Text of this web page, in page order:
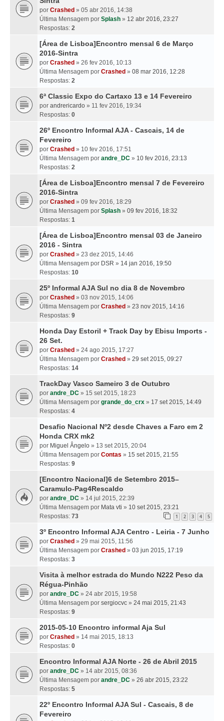
por Crashed » 05 abr 2016, 14:38
Última Mensagem por Splash » 12 abr 2016, 23:27
Respostas: 2
[Área de Lisboa]Encontro mensal 6 de Março
2016-Sintra
por Crashed » 26 fev 2016, 10:13
Última Mensagem por Crashed » 08 mar 2016, 12:28
Respostas: 2
6ª Classic Expo do Cartaxo 13 e 14 Fevereiro
por andrericardo » 11 fev 2016, 19:34
Respostas: 0
26º Encontro Informal AJA - Cascais, 14 de
Fevereiro
por Crashed » 10 fev 2016, 17:51
Última Mensagem por andre_DC » 10 fev 2016, 23:13
Respostas: 2
[Área de Lisboa]Encontro mensal 7 de Fevereiro
2016-Sintra
por Crashed » 09 fev 2016, 18:29
Última Mensagem por Splash » 09 fev 2016, 18:32
Respostas: 1
[Área de Lisboa]Encontro mensal 03 de Janeiro
2016 - Sintra
por Crashed » 23 dez 2015, 14:46
Última Mensagem por DSR » 14 jan 2016, 19:50
Respostas: 10
25º Informal AJA Sul no dia 8 de Novembro
por Crashed » 03 nov 2015, 14:06
Última Mensagem por Crashed » 23 nov 2015, 14:16
Respostas: 9
Honda Day Estoril + Track Day by Ebisu Imports -
26 Set.
por Crashed » 24 ago 2015, 17:27
Última Mensagem por Crashed » 29 set 2015, 09:27
Respostas: 14
TrackDay Vasco Sameiro 3 de Outubro
por andre_DC » 15 set 2015, 18:23
Última Mensagem por grande_do_crx » 17 set 2015, 14:49
Respostas: 4
Desafio Nacional Nº2 desde Chaves a Faro em 2
Honda CRX mk2
por Miguel Ângelo » 13 set 2015, 20:04
Última Mensagem por Contas » 15 set 2015, 21:55
Respostas: 9
[Encontro Nacional]6 de Setembro 2015–
Caramulo-Pag4Rescaldo
por andre_DC » 14 jul 2015, 22:39
Última Mensagem por Mata vti » 10 set 2015, 23:21
Respostas: 73 1 2 3 4 5
3º Encontro Informal AJA Centro - Leiria - 7 Junho
por Crashed » 29 mai 2015, 11:56
Última Mensagem por Crashed » 03 jun 2015, 17:19
Respostas: 3
Visita à melhor estrada do Mundo N222 Peso da
Régua-Pinhão
por andre_DC » 24 abr 2015, 19:58
Última Mensagem por sergiocvc » 24 mai 2015, 21:43
Respostas: 9
2015-05-10 Encontro informal Aja Sul
por Crashed » 14 mai 2015, 18:13
Respostas: 0
Encontro Informal AJA Norte - 26 de Abril 2015
por andre_DC » 14 abr 2015, 08:36
Última Mensagem por andre_DC » 26 abr 2015, 23:22
Respostas: 5
22º Encontro Informal AJA Sul - Cascais, 8 de
Fevereiro